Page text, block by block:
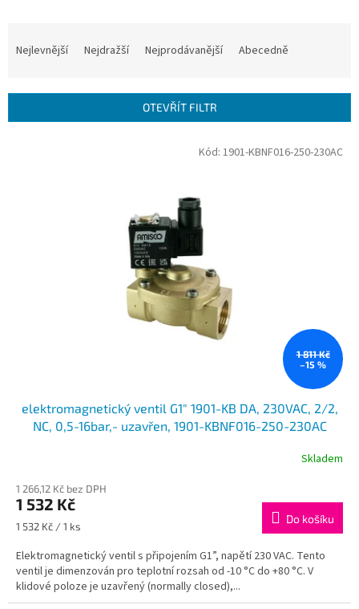
í
Nejlevnější Nejdražší Nejprodávanější Abecedně
OTEVŘÍT FILTR
1 811 Kč
–15 %
elektromagnetický ventil G1" 1901-KB DA, 230VAC, 2/2,
NC, 0,5-16bar,- uzavřen, 1901-KBNF016-250-230AC
Skladem
1 266,12 Kč bez DPH
1 532 Kč
Měrná
1 532 Kč / 1 ks
Do košíku
Elektromagnetický ventil s připojením G1”, napětí 230 VAC. Tento
ventil je dimenzován pro teplotní rozsah od -10 °C do +80 °C. V
klidové poloze je uzavřený (normally closed),...
Kód: 1901-KBNF016-250-230AC